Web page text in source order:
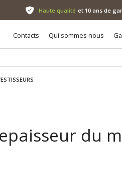
Haute qualité et 10 ans de
Contacts Qui sommes nous
du